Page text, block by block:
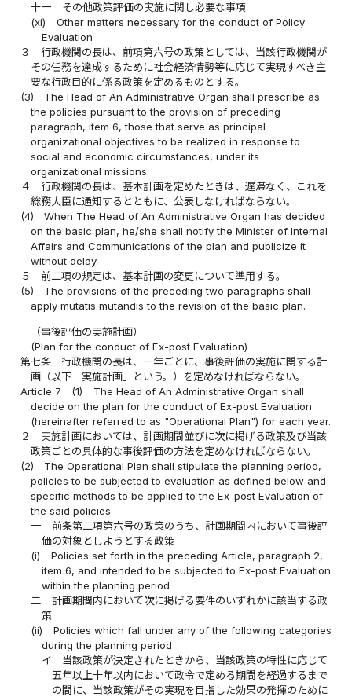
十一
その他政策評価の実施に関し必要な事項
(xi)
Other matters necessary for the conduct of Policy
Evaluation
３
行政機関の長は、前項第六号の政策としては、当該行政機関が
その任務を達成するために社会経済情勢等に応じて実現すべき主
要な行政目的に係る政策を定めるものとする。
(3)
The Head of An Administrative Organ shall prescribe as
the policies pursuant to the provision of preceding
paragraph, item 6, those that serve as principal
organizational objectives to be realized in response to
social and economic circumstances, under its
organizational missions.
４
行政機関の長は、基本計画を定めたときは、遅滞なく、これを
総務大臣に通知するとともに、公表しなければならない。
(4)
When The Head of An Administrative Organ has decided
on the basic plan, he/she shall notify the Minister of Internal
Affairs and Communications of the plan and publicize it
without delay.
５
前二項の規定は、基本計画の変更について準用する。
(5)
The provisions of the preceding two paragraphs shall
apply mutatis mutandis to the revision of the basic plan.
（事後評価の実施計画）
(Plan for the conduct of Ex-post Evaluation)
第七条
行政機関の長は、一年ごとに、事後評価の実施に関する計
画（以下「実施計画」という。）を定めなければならない。
Article 7
(1)
The Head of An Administrative Organ shall
decide on the plan for the conduct of Ex-post Evaluation
(hereinafter referred to as "Operational Plan") for each year.
２
実施計画においては、計画期間並びに次に掲げる政策及び当該
政策ごとの具体的な事後評価の方法を定めなければならない。
(2)
The Operational Plan shall stipulate the planning period,
policies to be subjected to evaluation as defined below and
specific methods to be applied to the Ex-post Evaluation of
the said policies.
一
前条第二項第六号の政策のうち、計画期間内において事後評
価の対象としようとする政策
(i)
Policies set forth in the preceding Article, paragraph 2,
item 6, and intended to be subjected to Ex-post Evaluation
within the planning period
二
計画期間内において次に掲げる要件のいずれかに該当する政
策
(ii)
Policies which fall under any of the following categories
during the planning period
イ
当該政策が決定されたときから、当該政策の特性に応じて
五年以上十年以内において政令で定める期間を経過するまで
の間に、当該政策がその実現を目指した効果の発揮のために